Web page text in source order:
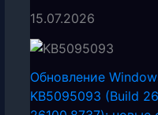
15.07.2026
Обновление
KB5095093 (Build